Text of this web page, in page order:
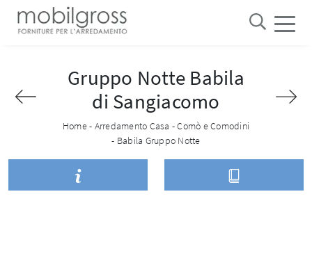
Gruppo Notte Babila
di Sangiacomo
Home- Arredamento Casa -Comò e Comodini
- Babila Gruppo Notte